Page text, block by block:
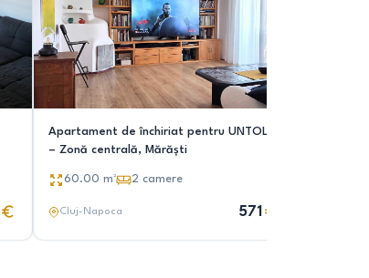
Apartament de închiriat pentru UNTOLD
– Zonă centrală, Mărăști
60.00 m² 2 camere
Cluj-Napoca 571